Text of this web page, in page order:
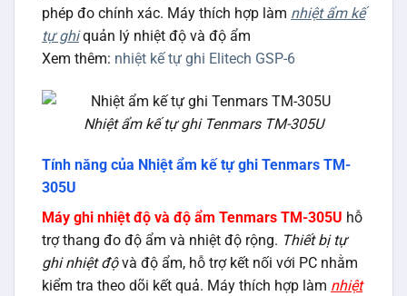
phép đo chính xác. Máy thích hợp làm nhiệt ẩm kế
tự ghiquản lý nhiệt độ và độ ẩm
Xem thêm: nhiệt kế tự ghi Elitech GSP-6
Nhiệt ẩm kế tự ghi Tenmars TM-305U
Tính năng của Nhiệt ẩm kế tự ghi Tenmars TM-
305U
Máy ghi nhiệt độ và độ ẩm Tenmars TM-305U hỗ
trợ thang đo độ ẩm và nhiệt độ rộng. Thiết bị tự
ghi nhiệt độvà độ ẩm, hỗ trợ kết nối với PC nhằm
kiểm tra theo dõi kết quả. Máy thích hợp làm nhiệt